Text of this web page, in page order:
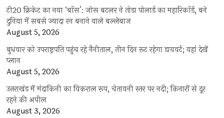
टी20 क्रिकेट का नया ‘बॉस’: जोस बटलर ने तोड़ा पोलार्ड का महारिकॉर्ड, बने
दुनिया में सबसे ज्यादा रन बनाने वाले बल्लेबाज
August 5, 2026
बुधवार को उपराष्ट्रपति पहुंच रहे नैनीताल, तीन दिन रूट रहेगा डायवर्ट; यहां देखें
प्‍लान
August 5, 2026
उत्तराखंड में मंदाकिनी का विकराल रूप, चेतावनी स्तर पर नदी; किनारों से दूर
रहने की अपील
August 3, 2026